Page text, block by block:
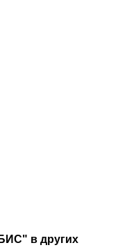
в других